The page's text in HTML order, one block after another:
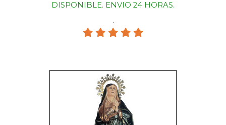
DISPONIBLE. ENVIO 24 HORAS.
.